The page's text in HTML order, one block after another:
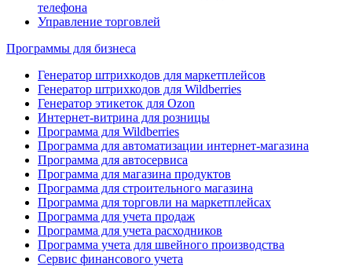
телефона
Управление торговлей
Программы для бизнеса
Генератор штрихкодов для маркетплейсов
Генератор штрихкодов для Wildberries
Генератор этикеток для Ozon
Интернет-витрина для розницы
Программа для Wildberries
Программа для автоматизации интернет-магазина
Программа для автосервиса
Программа для магазина продуктов
Программа для строительного магазина
Программа для торговли на маркетплейсах
Программа для учета продаж
Программа для учета расходников
Программа учета для швейного производства
Сервис финансового учета